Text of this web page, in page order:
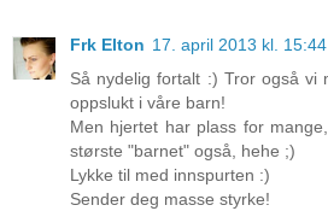
Frk Elton 17. april 2013 kl. 15:44
Så nydelig fortalt :) Tror også vi
oppslukt i våre barn!
Men hjertet har plass for
største "barnet" også, hehe ;)
Lykke til med innspurten :)
Sender deg masse styrke!